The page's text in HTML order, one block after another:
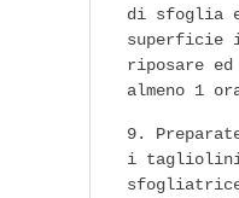
di sfoglia
superficie
riposare
almeno 1
i tagliolini